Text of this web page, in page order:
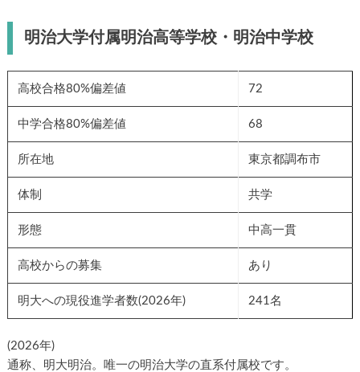
明治大学付属明治高等学校・明治中学校
高校合格80%偏差値 72
中学合格80%偏差値 68
所在地 東京都調布市
体制 共学
形態 中高一貫
高校からの募集 あり
明大への現役進学者数(2026年) 241名
(2026年)
通称、明大明治。唯一の明治大学の直系付属校です。